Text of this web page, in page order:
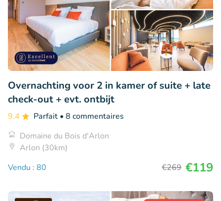
Overnachting voor 2 in kamer of suite + late
check-out + evt. ontbijt
9.4 Parfait • 8 commentaires
Domaine du Bois d'Arlon
Arlon (30km)
Vendu : 80
€269 €119